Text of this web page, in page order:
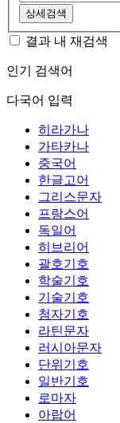
상세검색
결과 내 재검색
인기 검색어
다국어 입력
히라가나
가타카나
중국어
한글고어
그리스문자
프랑스어
독일어
히브리어
괄호기호
학술기호
기술기호
첨자기호
라틴문자
러시아문자
단위기호
일반기호
로마자
아랍어